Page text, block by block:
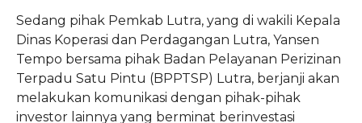
Sedang pihak Pemkab Lutra, yang di wakili Kepala
Dinas Koperasi dan Perdagangan Lutra, Yansen
Tempo bersama pihak Badan Pelayanan Perizinan
Terpadu Satu Pintu (BPPTSP) Lutra, berjanji akan
melakukan komunikasi dengan pihak-pihak
investor lainnya yang berminat berinvestasi